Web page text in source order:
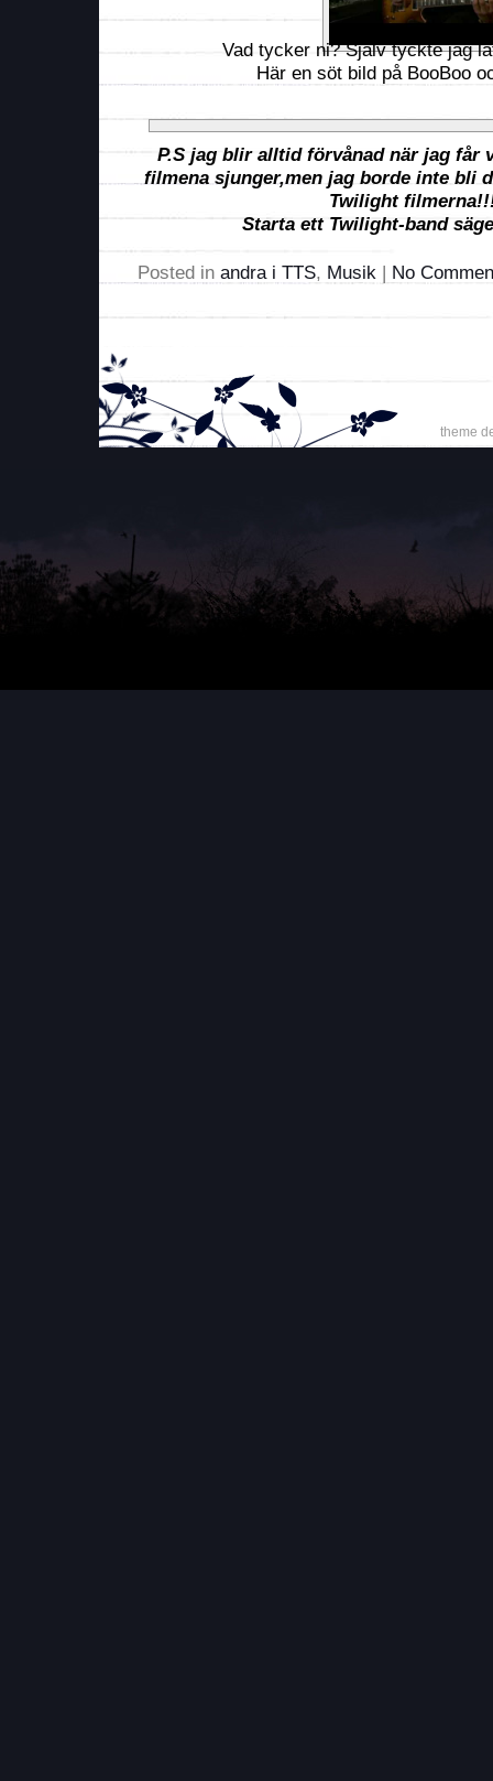
Vad tycker ni? Själv tyckte jag
Här en söt bild på BooBoo
P.S jag blir alltid förvånad när jag får
filmena sjunger,men jag borde inte bli
Twilight
Starta ett Twilight-band
Posted in andra i TTS, Musik | No
theme